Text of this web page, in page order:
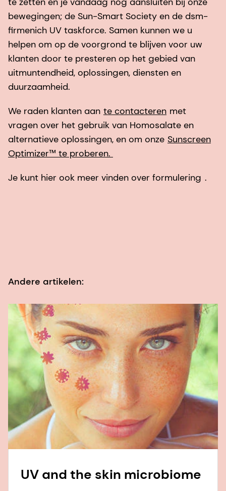
bewegingen; de Sun-Smart Society en de dsm-
firmenich UV taskforce. Samen kunnen we u
helpen om op de voorgrond te blijven voor uw
klanten door te presteren op het gebied van
uitmuntendheid, oplossingen, diensten en
duurzaamheid.
We raden klanten aan te contacteren met
vragen over het gebruik van Homosalate en
alternatieve oplossingen, en om onze Sunscreen
Optimizer™ te proberen.
Je kunt hier ook meer vinden over formulering .
Andere artikelen:
UV and the skin microbiome